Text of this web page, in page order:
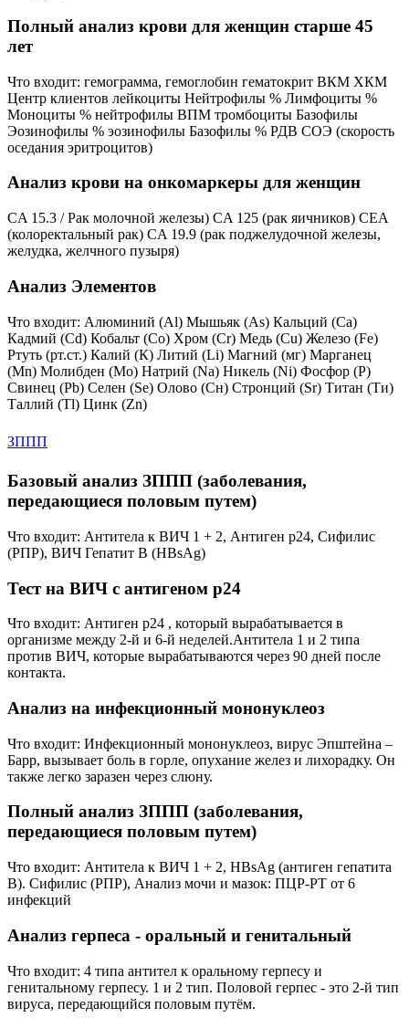
Полный анализ крови для женщин старше 45
лет
Что входит: гемограмма, гемоглобин гематокрит ВКМ ХКМ
Центр клиентов лейкоциты Нейтрофилы % Лимфоциты %
Моноциты % нейтрофилы ВПМ тромбоциты Базофилы
Эозинофилы % эозинофилы Базофилы % РДВ СОЭ (скорость
оседания эритроцитов)
Анализ крови на онкомаркеры для женщин
CA 15.3 / Рак молочной железы) CA 125 (рак яичников) СЕА
(колоректальный рак) CA 19.9 (рак поджелудочной железы,
желудка, желчного пузыря)
Анализ Элементов
Что входит: Алюминий (Al) Мышьяк (As) Кальций (Ca)
Кадмий (Cd) Кобальт (Co) Хром (Cr) Медь (Cu) Железо (Fe)
Ртуть (рт.ст.) Калий (К) Литий (Li) Магний (мг) Марганец
(Mn) Молибден (Mo) Натрий (Na) Никель (Ni) Фосфор (P)
Свинец (Pb) Селен (Se) Олово (Сн) Стронций (Sr) Титан (Ти)
Таллий (Tl) Цинк (Zn)
ЗППП
Базовый анализ ЗППП (заболевания,
передающиеся половым путем)
Что входит: Антитела к ВИЧ 1 + 2, Антиген р24, Сифилис
(РПР), ВИЧ Гепатит В (HBsAg)
Тест на ВИЧ с антигеном p24
Что входит: Антиген p24 , который вырабатывается в
организме между 2-й и 6-й неделей.Антитела 1 и 2 типа
против ВИЧ, которые вырабатываются через 90 дней после
контакта.
Анализ на инфекционный мононуклеоз
Что входит: Инфекционный мононуклеоз, вирус Эпштейна –
Барр, вызывает боль в горле, опухание желез и лихорадку. Он
также легко заразен через слюну.
Полный анализ ЗППП (заболевания,
передающиеся половым путем)
Что входит: Антитела к ВИЧ 1 + 2, HBsAg (антиген гепатита
В). Сифилис (РПР), Анализ мочи и мазок: ПЦР-РТ от 6
инфекций
Анализ герпеса - оральный и генитальный
Что входит: 4 типа антител к оральному герпесу и
генитальному герпесу. 1 и 2 тип. Половой герпес - это 2-й тип
вируса, передающийся половым путём.